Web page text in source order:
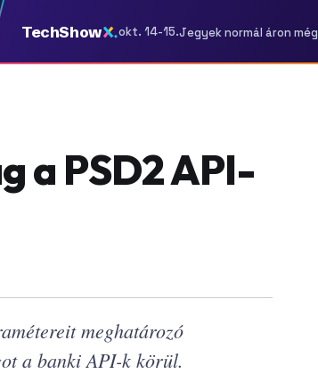
TechShow okt. 14-15.Jegyek normál áron még
a PSD2 API-
meghatározó
a banki API-k körül.